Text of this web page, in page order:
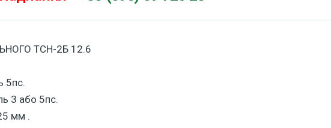
ТСН-2Б 12.6
5пс.
3 або 5пс.
мм .